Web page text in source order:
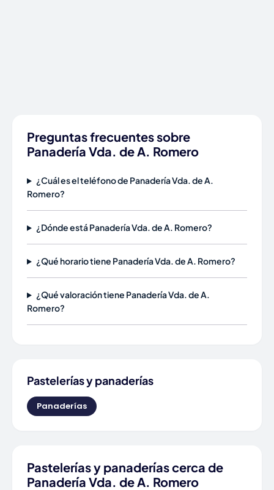
Preguntas frecuentes sobre
Panadería Vda. de A. Romero
¿Cuál es el teléfono de Panadería Vda. de A.
Romero?
¿Dónde está Panadería Vda. de A. Romero?
¿Qué horario tiene Panadería Vda. de A. Romero?
¿Qué valoración tiene Panadería Vda. de A.
Romero?
Pastelerías y panaderías
Panaderías
Pastelerías y panaderías cerca de
Panadería Vda. de A. Romero